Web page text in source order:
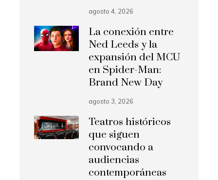
agosto 4, 2026
La conexión entre
Ned Leeds y la
expansión del MCU
en Spider-Man:
Brand New Day
agosto 3, 2026
Teatros históricos
que siguen
convocando a
audiencias
contemporáneas